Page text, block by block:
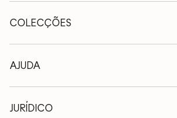
COLECÇÕES
Mesas de madeira
Tabelas extensíveis
Cadeiras de madeira
Cómodas de madeira
AJUDA
Quem somos nós
Termos e condições
Condições de entrega
JURÍDICO